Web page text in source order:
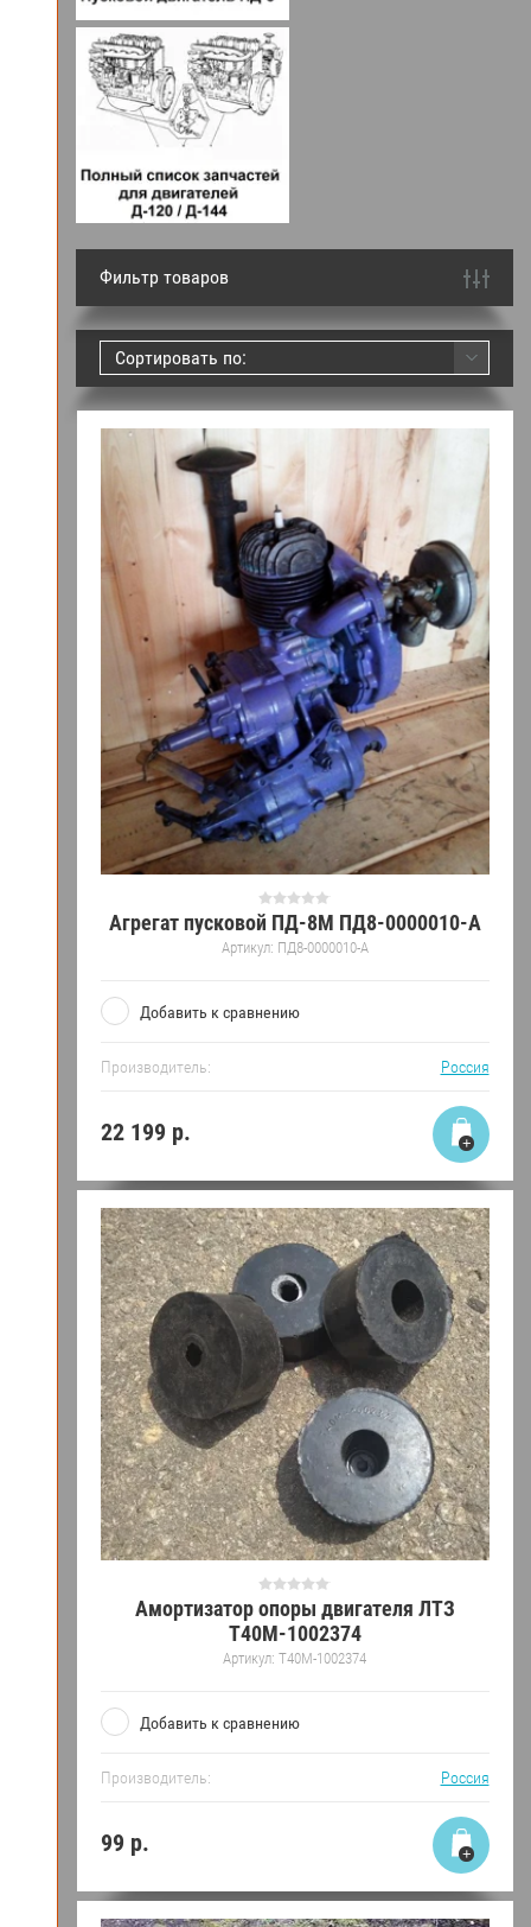
Фильтр товаров
Сортировать по:
Агрегат пусковой ПД-8М ПД8-0000010-А
Артикул: ПД8-0000010-А
Добавить к сравнению
Производитель: Россия
22 199 р.
Амортизатор опоры двигателя ЛТЗ
Т40М-1002374
Артикул: Т40М-1002374
Добавить к сравнению
Производитель: Россия
99 р.